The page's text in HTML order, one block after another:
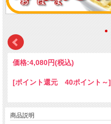
価格:4,080円(税込)
[ポイント還元 40ポイント～]
商品説明